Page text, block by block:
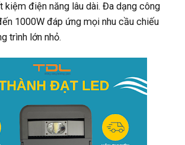
kiệm điện năng lâu dài. Đa dạng công
1000W đáp ứng mọi nhu cầu chiếu
trình lớn nhỏ.